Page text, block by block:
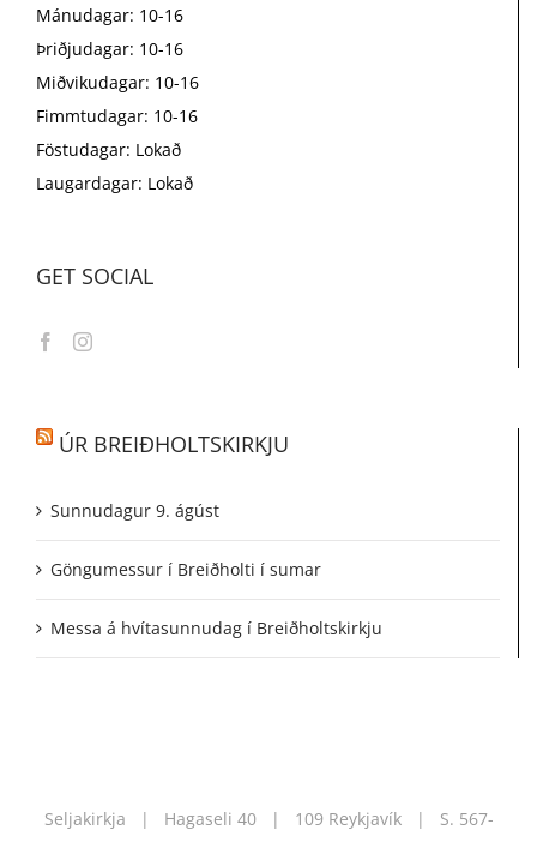
Mánudagar: 10-16
Þriðjudagar: 10-16
Miðvikudagar: 10-16
Fimmtudagar: 10-16
Föstudagar: Lokað
Laugardagar: Lokað
GET SOCIAL
ÚR BREIÐHOLTSKIRKJU
Sunnudagur 9. ágúst
Göngumessur í Breiðholti í sumar
Messa á hvítasunnudag í Breiðholtskirkju
Seljakirkja | Hagaseli 40 | 109 Reykjavík | S. 567-